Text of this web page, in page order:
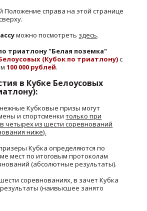
Положение справа на этой странице
можно посмотреть здесь.
триатлону "Белая поземка"
(Кубок по триатлону)с
100 000 рублей.
в Кубке Белоусовых
Кубковые призы могут
и спортсменкитолько при
четырех из шести соревнований
ниже).
Кубка определяются по
мест по итоговым протоколам
(абсолютные результаты).
соревнованиях, в зачет Кубка
(наивысшее занято